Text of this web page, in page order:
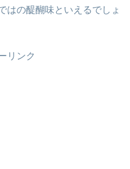
はの醍醐味といえるでしょ
リンク